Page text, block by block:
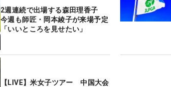
2週連続で出場する森田理香子
今週も師匠・岡本綾子が来場予定
「いいところを見せたい」
【LIVE】米女子ツアー 中国大会